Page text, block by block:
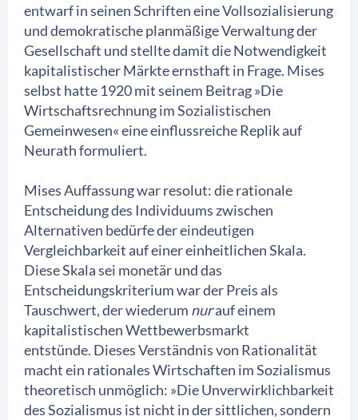
entwarf in seinen Schriften eine Vollsozialisierung
und demokratische planmäßige Verwaltung der
Gesellschaft und stellte damit die Notwendigkeit
kapitalistischer Märkte ernsthaft in Frage. Mises
selbst hatte 1920 mit seinem Beitrag »Die
Wirtschaftsrechnung im Sozialistischen
Gemeinwesen« eine einflussreiche Replik auf
Neurath formuliert.
Mises Auffassung war resolut: die rationale
Entscheidung des Individuums zwischen
Alternativen bedürfe der eindeutigen
Vergleichbarkeit auf einer einheitlichen Skala.
Diese Skala sei monetär und das
Entscheidungskriterium war der Preis als
Tauschwert, der wiederum nurauf einem
kapitalistischen Wettbewerbsmarkt
entstünde. Dieses Verständnis von Rationalität
macht ein rationales Wirtschaften im Sozialismus
theoretisch unmöglich: »Die Unverwirklichbarkeit
des Sozialismus ist nicht in der sittlichen, sondern